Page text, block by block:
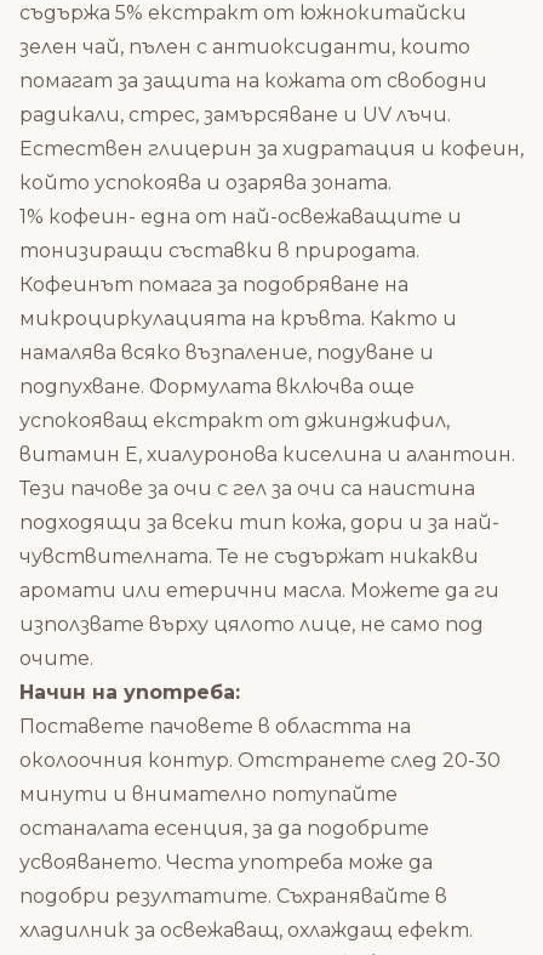
съдържа 5% екстракт от южнокитайски
зелен чай, пълен с антиоксиданти, които
помагат за защита на кожата от свободни
радикали, стрес, замърсяване и UV лъчи.
Естествен глицерин за хидратация и кофеин,
който успокоява и озарява зоната.
1% кофеин- една от най-освежаващите и
тонизиращи съставки в природата.
Кофеинът помага за подобряване на
микроциркулацията на кръвта. Както и
намалява всяко възпаление, подуване и
подпухване. Формулата включва още
успокояващ екстракт от джинджифил,
витамин Е, хиалуронова киселина и алантоин.
Тези пачове за очи с гел за очи са наистина
подходящи за всеки тип кожа, дори и за най-
чувствителната. Те не съдържат никакви
аромати или етерични масла. Можете да ги
използвате върху цялото лице, не само под
очите.
Начин на употреба:
Поставете пачовете в областта на
околоочния контур. Отстранете след 20-30
минути и внимателно потупайте
останалата есенция, за да подобрите
усвояването. Честа употреба може да
подобри резултатите. Съхранявайте в
хладилник за освежаващ, охлаждащ ефект.